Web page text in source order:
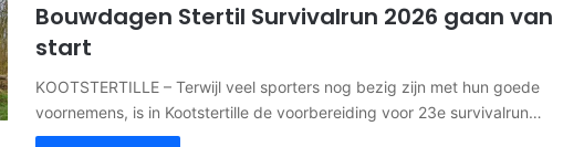
Bouwdagen Stertil Survivalrun 2026 gaan van
start
KOOTSTERTILLE – Terwijl veel sporters nog bezig zijn met hun goede
voornemens, is in Kootstertille de voorbereiding voor 23e survivalrun…